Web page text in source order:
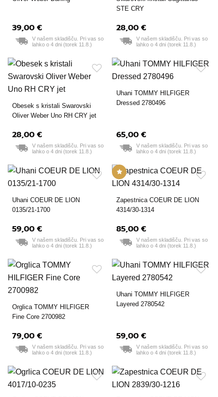
39,00 €
V našem skladišču. Pri vas so
lahko o 4 dni (torek 11.8.)
STE CRY
28,00 €
V našem skladišču. Pri vas so
lahko o 4 dni (torek 11.8.)
Obesek s kristali Swarovski
Oliver Weber Uno RH CRY jet
28,00 €
V našem skladišču. Pri vas so
lahko o 4 dni (torek 11.8.)
Uhani TOMMY HILFIGER
Dressed 2780496
65,00 €
V našem skladišču. Pri vas so
lahko o 4 dni (torek 11.8.)
Uhani COEUR DE LION
0135/21-1700
59,00 €
V našem skladišču. Pri vas so
lahko o 4 dni (torek 11.8.)
Zapestnica COEUR DE LION
4314/30-1314
85,00 €
V našem skladišču. Pri vas so
lahko o 4 dni (torek 11.8.)
Orglica TOMMY HILFIGER
Fine Core 2700982
79,00 €
V našem skladišču. Pri vas so
lahko o 4 dni (torek 11.8.)
Uhani TOMMY HILFIGER
Layered 2780542
59,00 €
V našem skladišču. Pri vas so
lahko o 4 dni (torek 11.8.)